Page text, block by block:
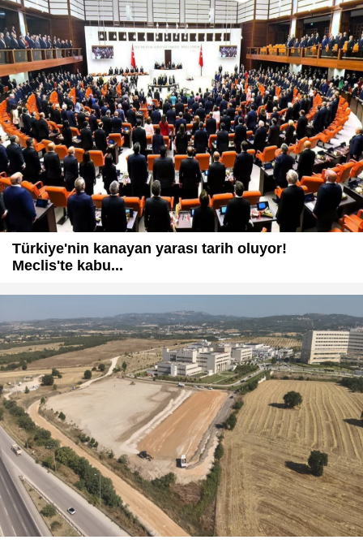
Türkiye'nin kanayan yarası tarih oluyor!
Meclis'te kabu...